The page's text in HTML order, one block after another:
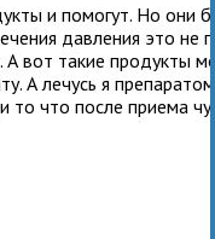
и помогут. Но они
давления это
А вот такие продукты
А лечусь я
то что после приема